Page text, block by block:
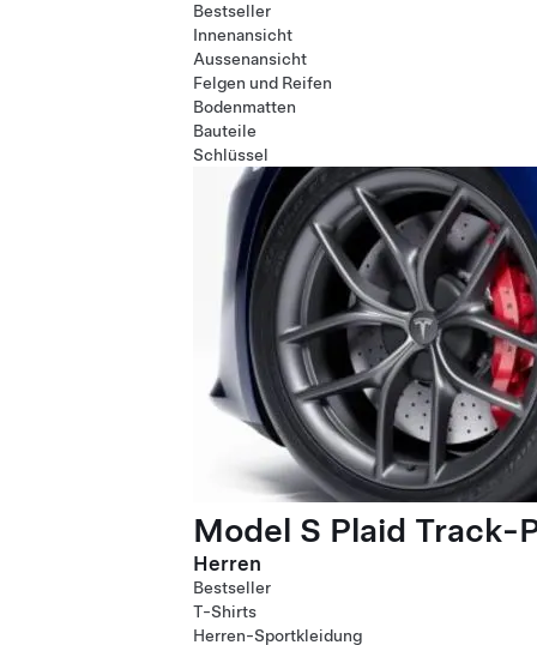
Bestseller
Innenansicht
Aussenansicht
Felgen und Reifen
Bodenmatten
Bauteile
Schlüssel
Model S Plaid Track-
Herren
Bestseller
T-Shirts
Herren-Sportkleidung